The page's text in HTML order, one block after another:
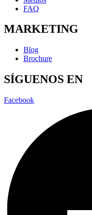
FAQ
MARKETING
Blog
Brochure
SÍGUENOS EN
Facebook